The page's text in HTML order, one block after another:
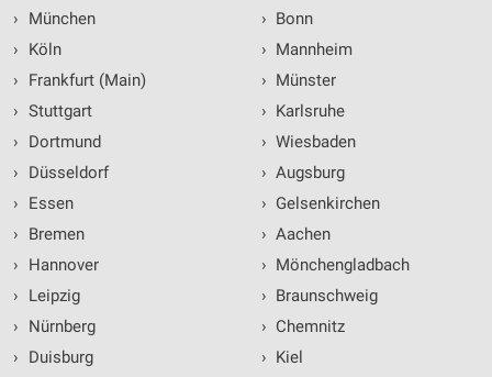
›
München
›
Köln
›
Frankfurt (Main)
› Stuttgart
›
Dortmund
›
Düsseldorf
›
Essen
›
Bremen
›
Hannover
›
Leipzig
›
Nürnberg
›
Duisburg
› Bonn
› Mannheim
› Münster
› Karlsruhe
› Wiesbaden
› Augsburg
› Gelsenkirchen
› Aachen
› Mönchengladbach
› Braunschweig
› Chemnitz
› Kiel